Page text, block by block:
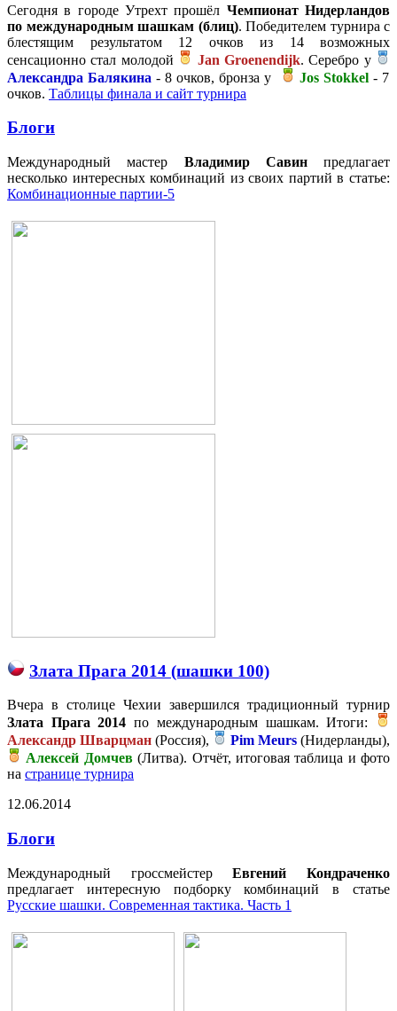
Сегодня в городе Утрехт прошёл Чемпионат Нидерландов
по международным шашкам (блиц). Победителем турнира с
блестящим результатом 12 очков из 14 возможных
сенсационно стал молодой
Jan Groenendijk. Серебро у
Александра Балякина - 8 очков, бронза у Jos Stokkel- 7
очков. Таблицы финала и сайт турнира
Блоги
Международный мастер Владимир Савинпредлагает
несколько интересных комбинаций из своих партий в статье:
Комбинационные партии-5
Злата Прага 2014 (шашки 100)
Вчера в столице Чехии завершился традиционный турнир
Злата Прага 2014по международным шашкам. Итоги:
Александр Шварцман (Россия), Pim Meurs (Нидерланды),
Алексей Домчев(Литва). Отчёт, итоговая таблица и фото
на странице турнира
12.06.2014
Блоги
Международный гроссмейстерЕвгений Кондраченко
предлагает интересную подборку комбинаций в статье
Русские шашки. Современная тактика. Часть 1